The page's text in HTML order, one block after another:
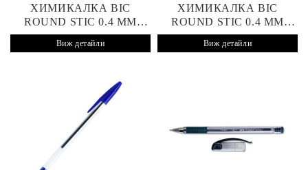
ХИМИКАЛКА BIC
ROUND STIC 0.4 MM
ЧЕРНА
Виж детайли
ХИМИКАЛКА BIC
ROUND STIC 0.4 MM
СИНЯ
Виж детайли